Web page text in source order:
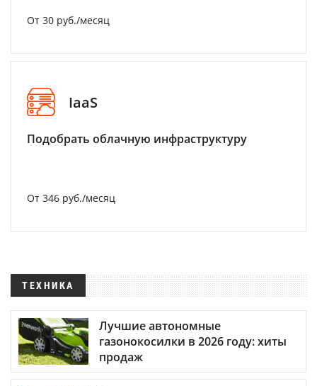
От 30 руб./месяц
IaaS
Подобрать облачную инфраструктуру
От 346 руб./месяц
ТЕХНИКА
Лучшие автономные
газонокосилки в 2026 году: хиты
продаж